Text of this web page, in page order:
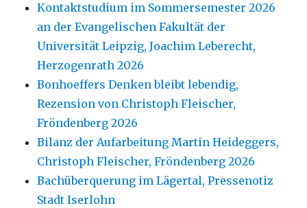
Kontaktstudium im Sommersemester 2026
an der Evangelischen Fakultät der
Universität Leipzig, Joachim Leberecht,
Herzogenrath 2026
Bonhoeffers Denken bleibt lebendig,
Rezension von Christoph Fleischer,
Fröndenberg 2026
Bilanz der Aufarbeitung Martin Heideggers,
Christoph Fleischer, Fröndenberg 2026
Bachüberquerung im Lägertal, Pressenotiz
Stadt Iserlohn